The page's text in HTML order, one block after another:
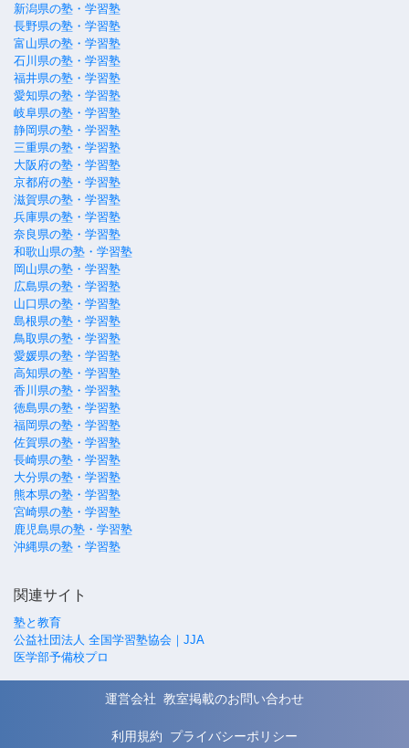
新潟県の塾・学習塾
長野県の塾・学習塾
富山県の塾・学習塾
石川県の塾・学習塾
福井県の塾・学習塾
愛知県の塾・学習塾
岐阜県の塾・学習塾
静岡県の塾・学習塾
三重県の塾・学習塾
大阪府の塾・学習塾
京都府の塾・学習塾
滋賀県の塾・学習塾
兵庫県の塾・学習塾
奈良県の塾・学習塾
和歌山県の塾・学習塾
岡山県の塾・学習塾
広島県の塾・学習塾
山口県の塾・学習塾
島根県の塾・学習塾
鳥取県の塾・学習塾
愛媛県の塾・学習塾
高知県の塾・学習塾
香川県の塾・学習塾
徳島県の塾・学習塾
福岡県の塾・学習塾
佐賀県の塾・学習塾
長崎県の塾・学習塾
大分県の塾・学習塾
熊本県の塾・学習塾
宮崎県の塾・学習塾
鹿児島県の塾・学習塾
沖縄県の塾・学習塾
関連サイト
塾と教育
公益社団法人 全国学習塾協会｜JJA
医学部予備校プロ
運営会社 教室掲載のお問い合わせ
利用規約 プライバシーポリシー